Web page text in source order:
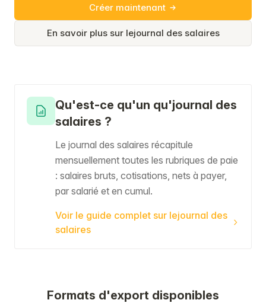
Créer maintenant
En savoir plus sur lejournal des salaires
Qu'est-ce qu'un qu'journal des
salaires ?
Le journal des salaires récapitule
mensuellement toutes les rubriques de paie
: salaires bruts, cotisations, nets à payer,
par salarié et en cumul.
Voir le guide complet sur lejournal des
salaires
Formats d'export disponibles